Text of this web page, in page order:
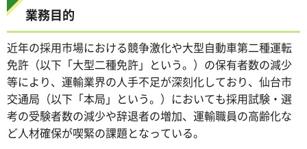
業務目的
近年の採用市場における競争激化や大型自動車第二種運転
免許（以下「大型二種免許」という。）の保有者数の減少
等により、運輸業界の人手不足が深刻化しており、仙台市
交通局（以下「本局」という。）においても採用試験・選
考の受験者数の減少や辞退者の増加、運輸職員の高齢化な
ど人材確保が喫緊の課題となっている。